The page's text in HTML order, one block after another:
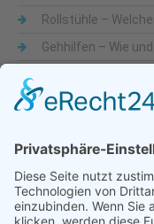
Rollstühle –
Gehhilfen – Wie
Beliebte